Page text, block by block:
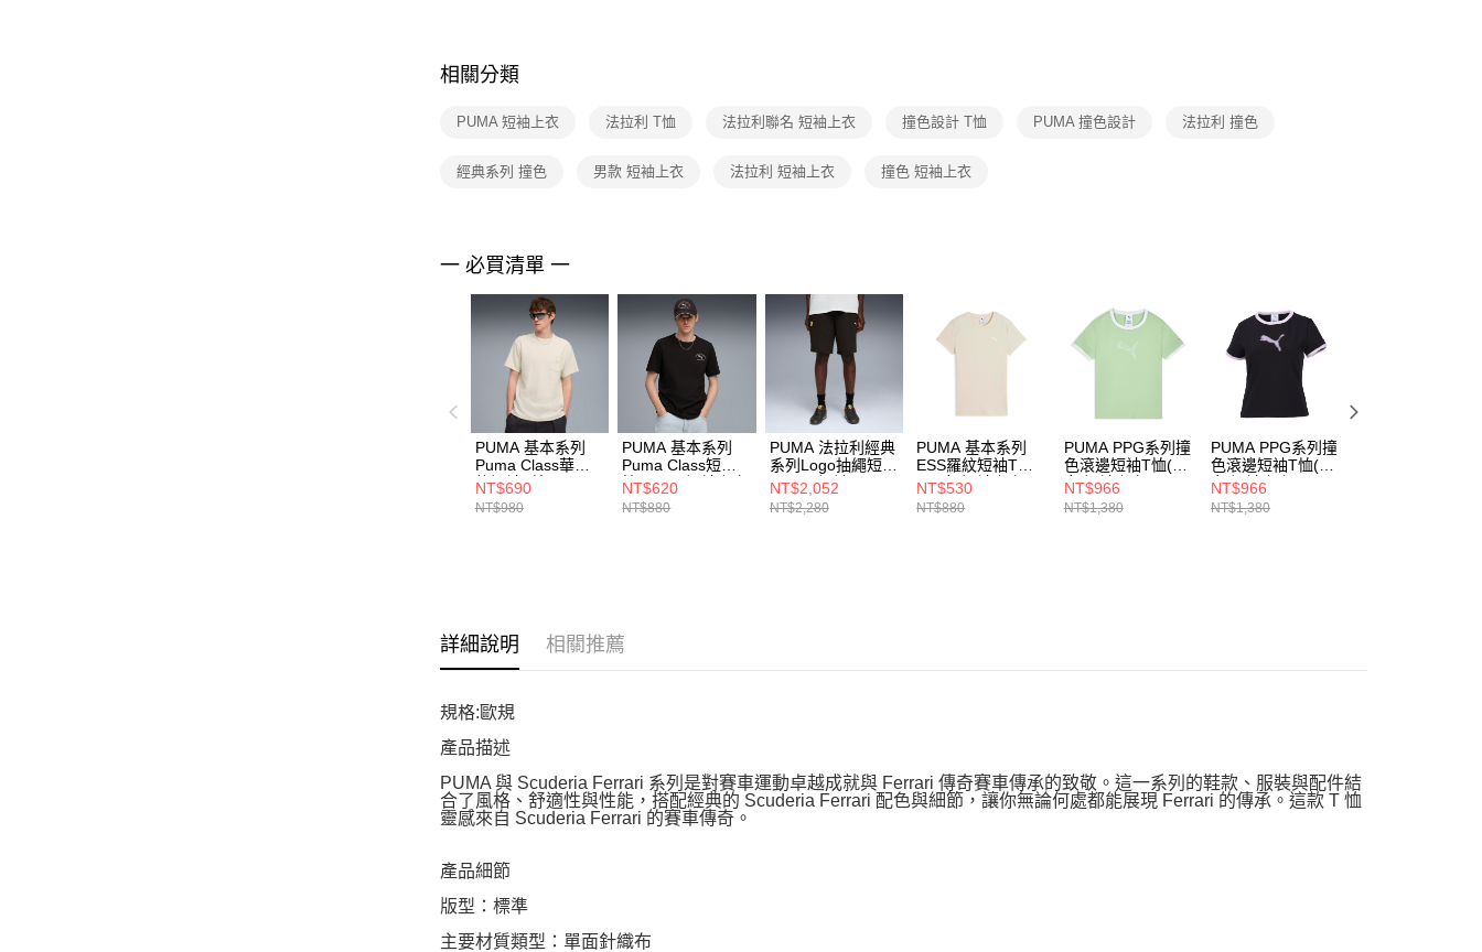
交易，需依本服務之必要範圍內提供個人資料，並將交易相關給付款項請
２．關於個人資料處理事宜，請瀏覽以下網址：
結果請求用戶進行身份認證。
５．嚴禁一人註冊多個帳號或使用他人資訊註冊。若發現惡意使用之情
形，恩沛科技股份有限公司將有權停止該用戶之使用額度並採取法律行
相關分類
PUMA 短袖上衣 法拉利 T恤 法拉利聯名 短袖上衣 撞色設計 T恤 PUMA 撞色設計 法拉利 撞色
經典系列 撞色 男款 短袖上衣 法拉利 短袖上衣 撞色 短袖上衣
一 必買清單 一
PUMA 基本系列
Puma Class華夫
格短袖T恤(M) 男
短袖上衣
68802587
NT$690
NT$980
PUMA 基本系列
Puma Class短袖T
恤(M) 男 短袖上衣
68821901
NT$620
NT$880
PUMA 法拉利經典
系列Logo抽繩短褲
(M) 男 短褲
63424501
NT$2,052
NT$2,280
PUMA 基本系列
ESS羅紋短袖T恤
(F) 女 短袖上衣
68502187
NT$530
NT$880
PUMA PPG系列撞
色滾邊短袖T恤(F)
女 短袖上衣
63747138
NT$966
NT$1,380
PUMA PPG系列撞
色滾邊短袖T恤(F)
女 短袖上衣
63786501
NT$966
NT$1,380
詳細說明 相關推薦
規格:歐規
產品描述
PUMA 與 Scuderia Ferrari 系列是對賽車運動卓越成就與 Ferrari 傳奇賽車傳承的致敬。這一系列的鞋款、服裝與配件結
合了風格、舒適性與性能，搭配經典的 Scuderia Ferrari 配色與細節，讓你無論何處都能展現 Ferrari 的傳承。這款 T 恤
靈感來自 Scuderia Ferrari 的賽車傳奇。
產品細節
版型：標準
主要材質類型：單面針織布